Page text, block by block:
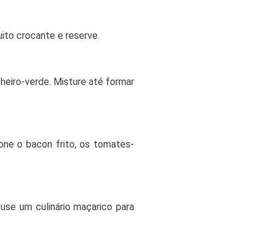
crocante e reserve.
verde. Misture até formar
o bacon frito, os tomates-
um culinário maçarico para